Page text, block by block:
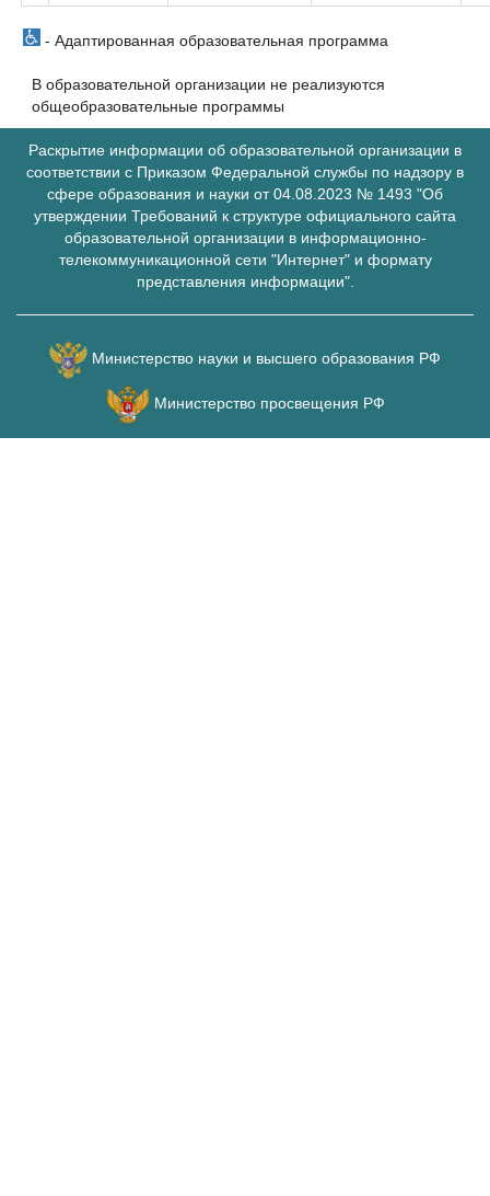
- Адаптированная образовательная программа
В образовательной организации не реализуются
общеобразовательные программы
Раскрытие информации об образовательной организации в
соответствии с Приказом Федеральной службы по надзору в
сфере образования и науки от 04.08.2023 № 1493 "Об
утверждении Требований к структуре официального сайта
образовательной организации в информационно-
телекоммуникационной сети "Интернет" и формату
представления информации".
Министерство науки и высшего образования РФ
Министерство просвещения РФ